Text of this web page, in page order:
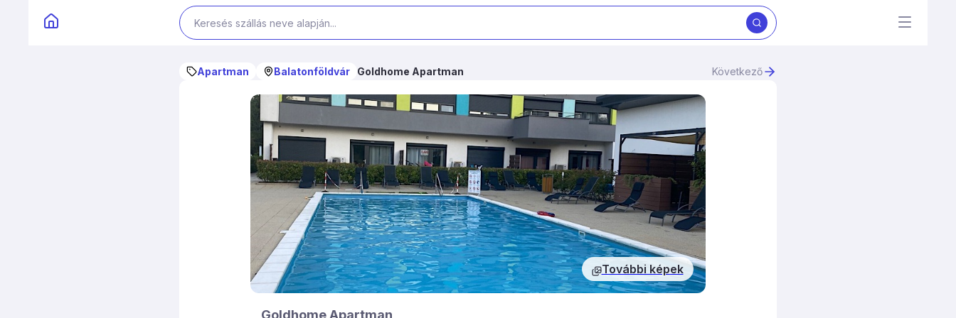
Apartman Balatonföldvár Goldhome Apartman Következő
További képek
Goldhome Apartman